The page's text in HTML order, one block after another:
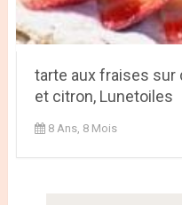
tarte aux fraises sur
et citron, Lunetoiles
8 Ans, 8 Mois